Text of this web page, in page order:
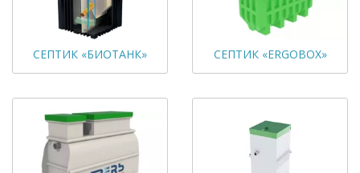
СЕПТИК «БИОТАНК» СЕПТИК «ERGOBOX»